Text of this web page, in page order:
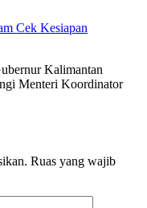
Cek Kesiapan
Kalimantan
Menteri Koordinator
Ruas yang wajib